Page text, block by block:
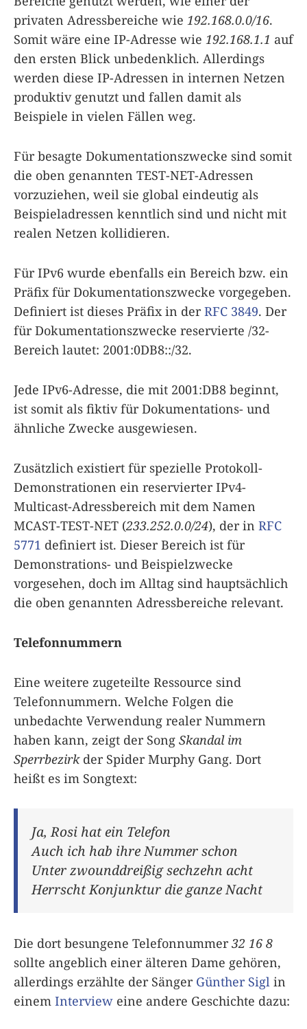
privaten Adressbereiche wie 192.168.0.0/16.
Somit wäre eine IP-Adresse wie 192.168.1.1 auf
den ersten Blick unbedenklich. Allerdings
werden diese IP-Adressen in internen Netzen
produktiv genutzt und fallen damit als
Beispiele in vielen Fällen weg.
Für besagte Dokumentationszwecke sind somit
die oben genannten TEST-NET-Adressen
vorzuziehen, weil sie global eindeutig als
Beispieladressen kenntlich sind und nicht mit
realen Netzen kollidieren.
Für IPv6 wurde ebenfalls ein Bereich bzw. ein
Präfix für Dokumentationszwecke vorgegeben.
Definiert ist dieses Präfix in derRFC 3849. Der
für Dokumentationszwecke reservierte /32-
Bereich lautet: 2001:0DB8::/32.
Jede IPv6-Adresse, die mit 2001:DB8 beginnt,
ist somit als fiktiv für Dokumentations- und
ähnliche Zwecke ausgewiesen.
Zusätzlich existiert für spezielle Protokoll-
Demonstrationen ein reservierter IPv4-
Multicast-Adressbereich mit dem Namen
MCAST-TEST-NET (233.252.0.0/24), der in RFC
5771 definiert ist. Dieser Bereich ist für
Demonstrations- und Beispielzwecke
vorgesehen, doch im Alltag sind hauptsächlich
die oben genannten Adressbereiche relevant.
Telefonnummern
Eine weitere zugeteilte Ressource sind
Telefonnummern. Welche Folgen die
unbedachte Verwendung realer Nummern
haben kann, zeigt der Song Skandal im
Sperrbezirkder Spider Murphy Gang. Dort
heißt es im Songtext:
Ja, Rosi hat ein Telefon
Auch ich hab ihre Nummer schon
Unter zwounddreißig sechzehn acht
Herrscht Konjunktur die ganze Nacht
Die dort besungene Telefonnummer32 16 8
sollte angeblich einer älteren Dame gehören,
allerdings erzählte der Sänger Günther Sigl in
einem Interview eine andere Geschichte dazu: